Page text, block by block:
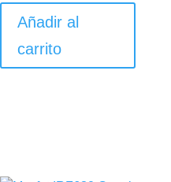
Añadir al
carrito